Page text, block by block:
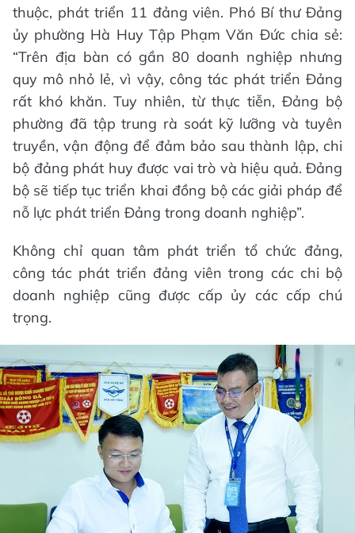
thuộc, phát triển 11 đảng viên. Phó Bí thư Đảng
ủy phường Hà Huy Tập Phạm Văn Đức chia sẻ:
“Trên địa bàn có gần 80 doanh nghiệp nhưng
quy mô nhỏ lẻ, vì vậy, công tác phát triển Đảng
rất khó khăn. Tuy nhiên, từ thực tiễn, Đảng bộ
phường đã tập trung rà soát kỹ lưỡng và tuyên
truyền, vận động để đảm bảo sau thành lập, chi
bộ đảng phát huy được vai trò và hiệu quả. Đảng
bộ sẽ tiếp tục triển khai đồng bộ các giải pháp để
nỗ lực phát triển Đảng trong doanh nghiệp”.
Không chỉ quan tâm phát triển tổ chức đảng,
công tác phát triển đảng viên trong các chi bộ
doanh nghiệp cũng được cấp ủy các cấp chú
trọng.